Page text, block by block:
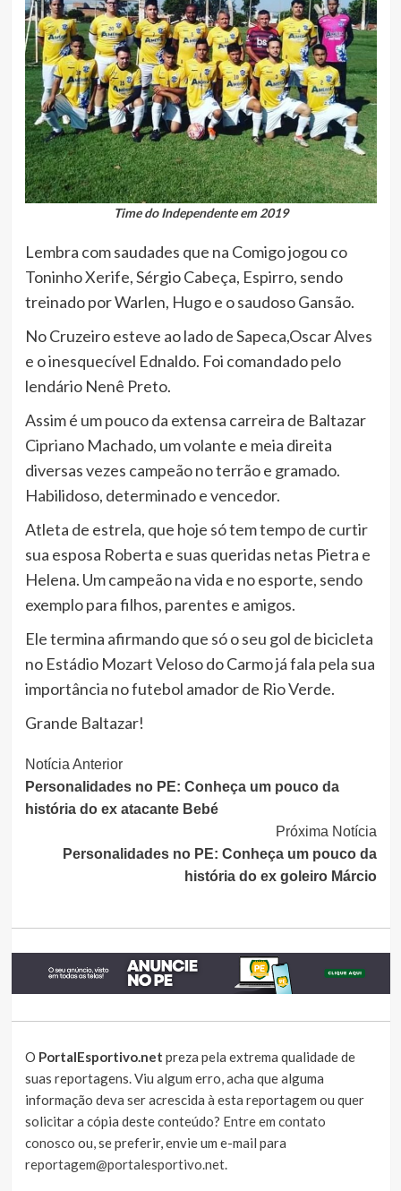
Time do Independente em 2019
Lembra com saudades que na Comigo jogou co
Toninho Xerife, Sérgio Cabeça, Espirro, sendo
treinado por Warlen, Hugo e o saudoso Gansão.
No Cruzeiro esteve ao lado de Sapeca,Oscar Alves
e o inesquecível Ednaldo. Foi comandado pelo
lendário Nenê Preto.
Assim é um pouco da extensa carreira de Baltazar
Cipriano Machado, um volante e meia direita
diversas vezes campeão no terrão e gramado.
Habilidoso, determinado e vencedor.
Atleta de estrela, que hoje só tem tempo de curtir
sua esposa Roberta e suas queridas netas Pietra e
Helena. Um campeão na vida e no esporte, sendo
exemplo para filhos, parentes e amigos.
Ele termina afirmando que só o seu gol de bicicleta
no Estádio Mozart Veloso do Carmo já fala pela sua
importância no futebol amador de Rio Verde.
Grande Baltazar!
Continue
Lendo
Notícia Anterior
Personalidades no PE: Conheça um pouco da
história do ex atacante Bebé
Próxima Notícia
Personalidades no PE: Conheça um pouco da
história do ex goleiro Márcio
O PortalEsportivo.net preza pela extrema qualidade de
suas reportagens. Viu algum erro, acha que alguma
informação deva ser acrescida à esta reportagem ou quer
solicitar a cópia deste conteúdo? Entre em contato
conosco ou, se preferir, envie um e-mail para
reportagem@portalesportivo.net.